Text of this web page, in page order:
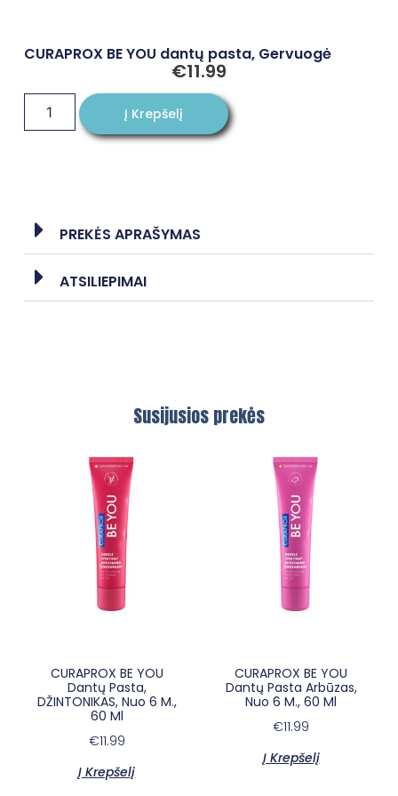
CURAPROX BE YOU dantų pasta, Gervuogė
€11.99
PREKĖS APRAŠYMAS
ATSILIEPIMAI
Į Krepšelį
Susijusios prekės
CURAPROX BE YOU
Dantų Pasta,
DŽINTONIKAS, Nuo 6 M.,
60 Ml
€11.99
Į Krepšelį
CURAPROX BE YOU
Dantų Pasta Arbūzas,
Nuo 6 M., 60 Ml
€11.99
Į Krepšelį
E-sypsena DI odontologas